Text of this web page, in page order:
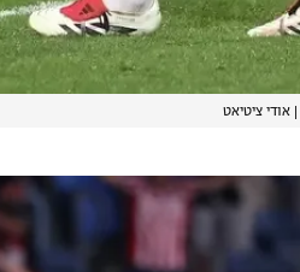
| אודי ציטיאט